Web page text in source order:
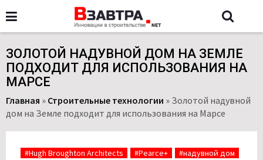
ЗОЛОТОЙ НАДУВНОЙ ДОМ НА ЗЕМЛЕ
ПОДХОДИТ ДЛЯ ИСПОЛЬЗОВАНИЯ НА
МАРСЕ
Главная » Строительные технологии » Золотой надувной
дом на Земле подходит для использования на Марсе
#Hugh Broughton Architects #Pearce+
#надувной дом